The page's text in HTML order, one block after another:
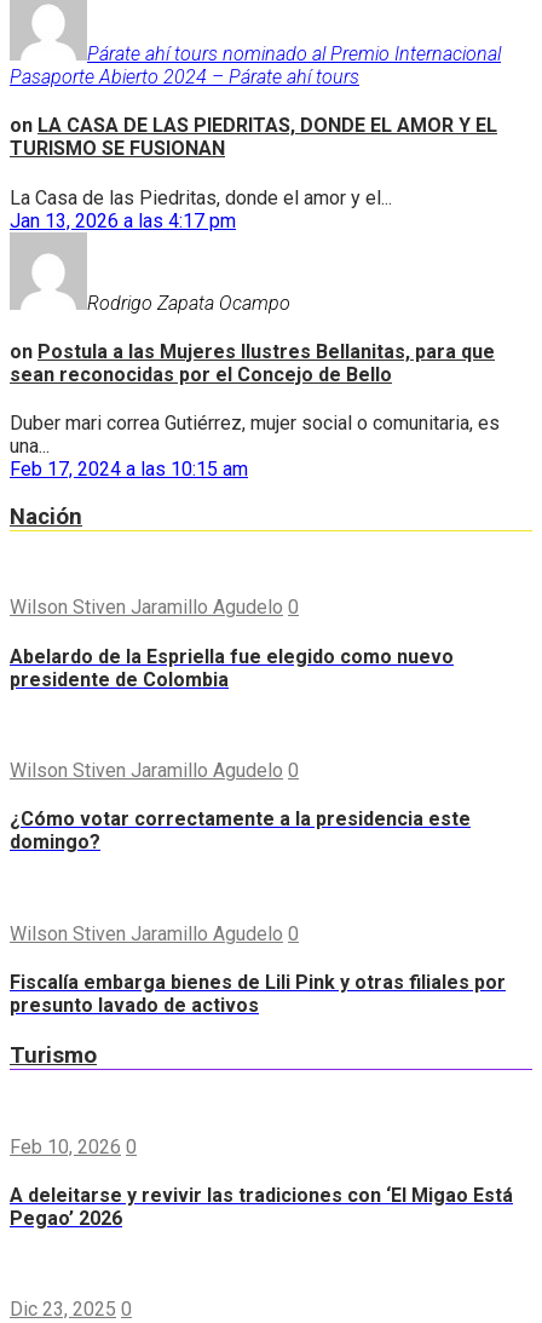
Párate ahí tours nominado al Premio Internacional
Pasaporte Abierto 2024 – Párate ahí tours
on LA CASA DE LAS PIEDRITAS, DONDE EL AMOR Y EL
TURISMO SE FUSIONAN
La Casa de las Piedritas, donde el amor y el...
Jan 13, 2026 a las 4:17 pm
Rodrigo Zapata Ocampo
on Postula a las Mujeres Ilustres Bellanitas, para que
sean reconocidas por el Concejo de Bello
Duber mari correa Gutiérrez, mujer social o comunitaria, es
una...
Feb 17, 2024 a las 10:15 am
Nación
Wilson Stiven Jaramillo Agudelo 0
Abelardo de la Espriella fue elegido como nuevo
presidente de Colombia
Wilson Stiven Jaramillo Agudelo 0
¿Cómo votar correctamente a la presidencia este
domingo?
Wilson Stiven Jaramillo Agudelo 0
Fiscalía embarga bienes de Lili Pink y otras filiales por
presunto lavado de activos
Turismo
Feb 10, 2026 0
A deleitarse y revivir las tradiciones con ‘El Migao Está
Pegao’ 2026
Dic 23, 2025 0